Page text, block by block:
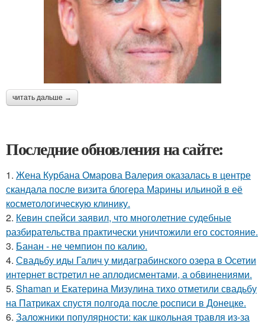
читать дальше →
Последние обновления на сайте:
1. Жена Курбана Омарова Валерия оказалась в центре
скандала после визита блогера Марины ильиной в её
косметологическую клинику.
2. Кевин спейси заявил, что многолетние судебные
разбирательства практически уничтожили его состояние.
3. Банан - не чемпион по калию.
4. Свадьбу иды Галич у мидаграбинского озера в Осетии
интернет встретил не аплодисментами, а обвинениями.
5. Shaman и Екатерина Мизулина тихо отметили свадьбу
на Патриках спустя полгода после росписи в Донецке.
6. Заложники популярности: как школьная травля из-за